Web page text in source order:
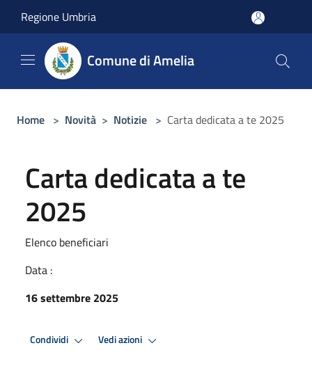
Regione Umbria
Comune di Amelia
Home > Novità > Notizie > Carta dedicata a te 2025
Carta dedicata a te
2025
Elenco beneficiari
Data :
16 settembre 2025
Condividi Vedi azioni